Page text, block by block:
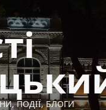
ПОДІЇ, БЛОГИ